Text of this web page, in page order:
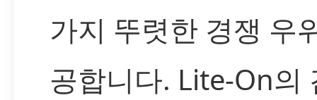
가지 뚜렷한 경쟁 우
공합니다. Lite-On의